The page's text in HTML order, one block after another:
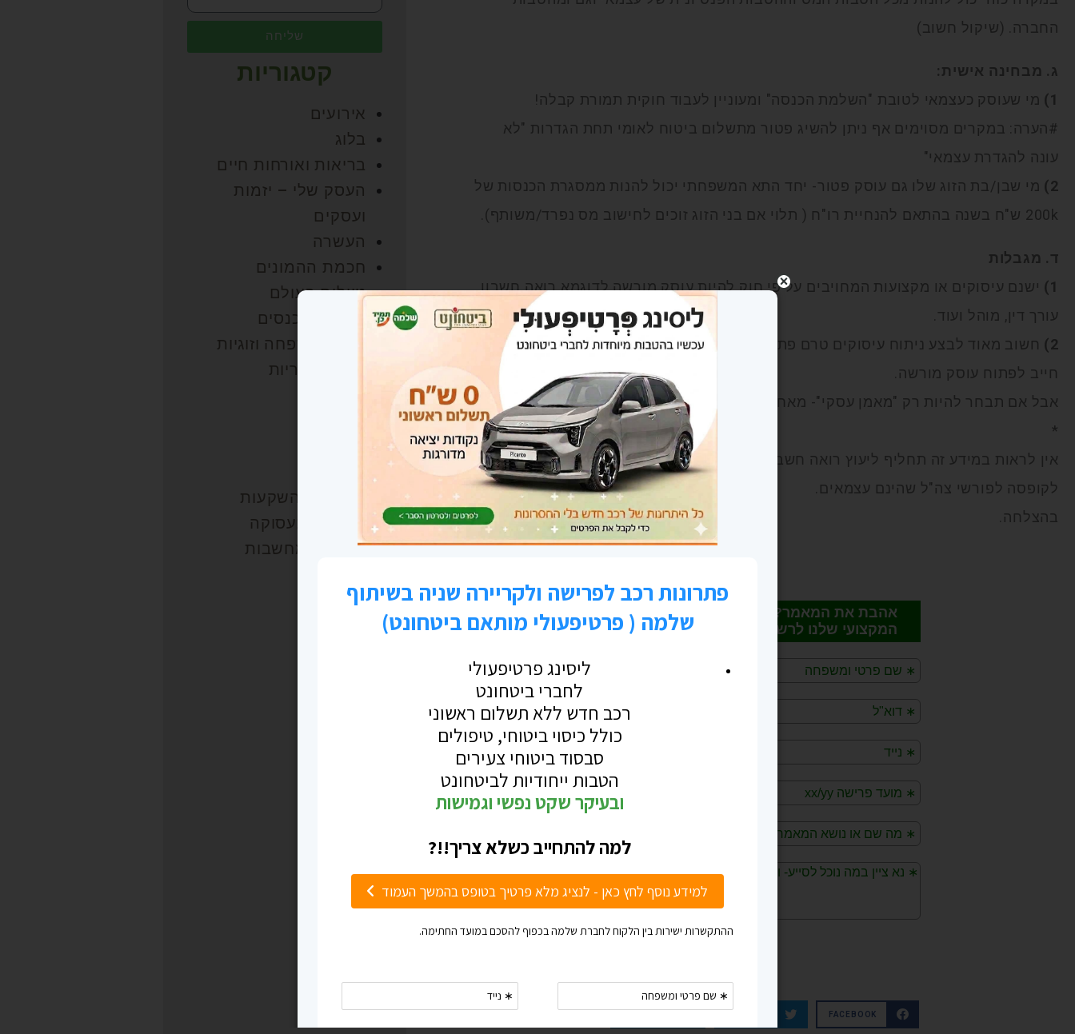
החברה. (שיקול חשוב)
ג. מבחינה אישית:
1)
מי שעוסק כעצמאי לטובת "השלמת הכנסה" ומעוניין לעבוד חוקית תמורת קבלה!
#הערה: במקרים מסוימים אף ניתן להשיג פטור מתשלום ביטוח לאומי תחת הגדרות "לא
עונה להגדרת עצמאי"
2)
מי שבן/בת הזוג שלו גם עוסק פטור- יחד התא המשפחתי יכול להנות ממסגרת הכנסות של
200k ש"ח בשנה בהתאם להנחיית רו"ח ( תלוי אם בני הזוג זוכים לחישוב מס נפרד/משותף).
ד. מגבלות
1)
ישנם עיסוקים או מקצועות המחויבים על פי חוק להיות עוסק מורשה לדוגמא רואה חשבון,
עורך דין, מוהל ועוד.
2)
חשוב מאוד לבצע ניתוח עיסוקים טרם פתיחת התיק. כך אם תבחר להיות יועץ עסקי תהא
חייב לפתוח עוסק מורשה.
אבל אם תבחר להיות רק "מאמן עסקי"- מאחר ואין "מרכיב ייעוץ" תוכל להיות עוסק פטור.
*
אין לראות במידע זה תחליף ליעוץ רואה חשבון ,מידע זה הינו רק הזמנה לחשיבה אחרת מחוץ
לקופסה לפורשי צה"ל שהינם עצמאים.
בהצלחה.
FACEBOOK
שליחה
קטגוריות
אירועים
בלוג
בריאות ואורחות חיים
העסק שלי – יזמות
ועסקים
העשרה
חכמת ההמונים
טיולים בעולם
טעימה מכנסים
יחד – משפחה וזוגיות
כל הקטגוריות
פיננסים והשקעות
קריירה ותעסוקה
תובנות ומחשבות